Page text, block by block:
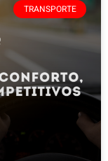
TRANSPORTE